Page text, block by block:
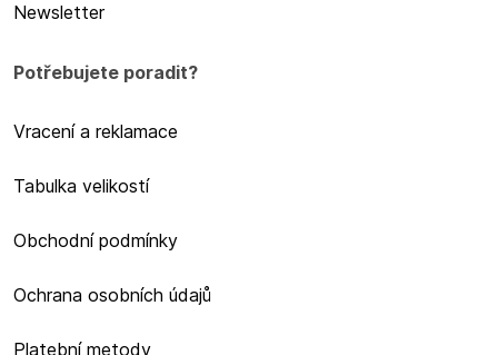
Newsletter
Potřebujete poradit?
Vracení a reklamace
Tabulka velikostí
Obchodní podmínky
Ochrana osobních údajů
Platební metody